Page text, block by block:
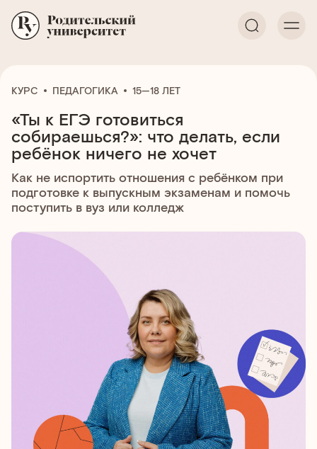
КУРС ПЕДАГОГИКА 15—18 ЛЕТ
«Ты к ЕГЭ готовиться
собираешься?»: что делать, если
ребёнок ничего не хочет
Как не испортить отношения с ребёнком при
подготовке к выпускным экзаменам и помочь
поступить в вуз или колледж